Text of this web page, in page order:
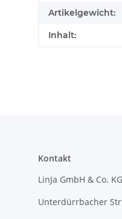
Artikelgewicht:
Inhalt:
Kontakt
LinJa GmbH & Co. KG
Unterdürrbacher